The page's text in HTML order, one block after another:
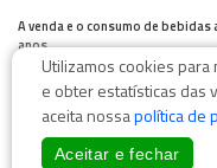
A venda e o consumo de
anos.
Bebida alcoólica pode causar
Beba com moderação
Utilizamos cookies
e obter estatísticas das
aceita nossapolítica de
Aceitar e fechar